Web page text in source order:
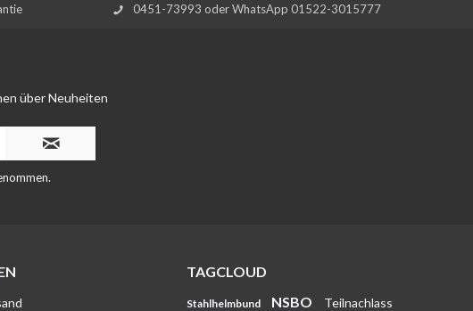
0451-73993 oder WhatsApp 01522-3015777
über Neuheiten
TAGCLOUD
Stahlhelmbund NSBO Teilnachlass